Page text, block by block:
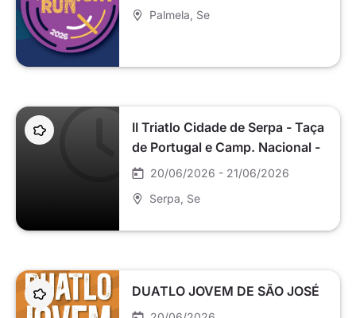
Palmela , Se
II Triatlo Cidade de Serpa - Taça
de Portugal e Camp. Nacional -
20 e 21 de junho
20/06/2026 - 21/06/2026
Serpa , Se
DUATLO JOVEM DE SÃO JOSÉ